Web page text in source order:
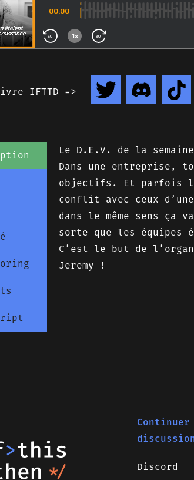
IFTTD =>
Le D.E.V. de la
Dans une entreprise,
objectifs. Et parfois
conflit avec ceux
dans le même sens
sorte que les équipes
C’est le but de
Jeremy !
Discord